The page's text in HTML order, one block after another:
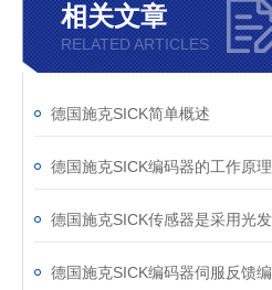
相关文章
RELATED ARTICLES
德国施克SICK简单概述
德国施克SICK编码器的工作原理